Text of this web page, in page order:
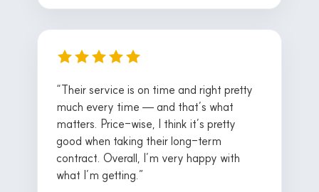
“Their service is on time and right pretty
much every time — and that’s what
matters. Price-wise, I think it’s pretty
good when taking their long-term
contract. Overall, I’m very happy with
what I’m getting.”